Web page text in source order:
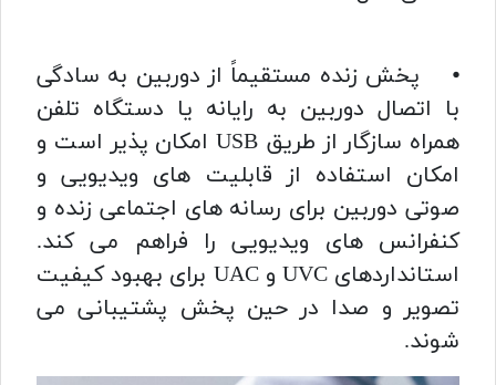
⦁ پخش زنده مستقیماً از دوربین به سادگی
با اتصال دوربین به رایانه یا دستگاه تلفن
همراه سازگار از طریق USB امکان پذیر است و
امکان استفاده از قابلیت های ویدیویی و
صوتی دوربین برای رسانه های اجتماعی زنده و
کنفرانس های ویدیویی را فراهم می کند.
استانداردهای UVC و UAC برای بهبود کیفیت
تصویر و صدا در حین پخش پشتیبانی می
شوند.